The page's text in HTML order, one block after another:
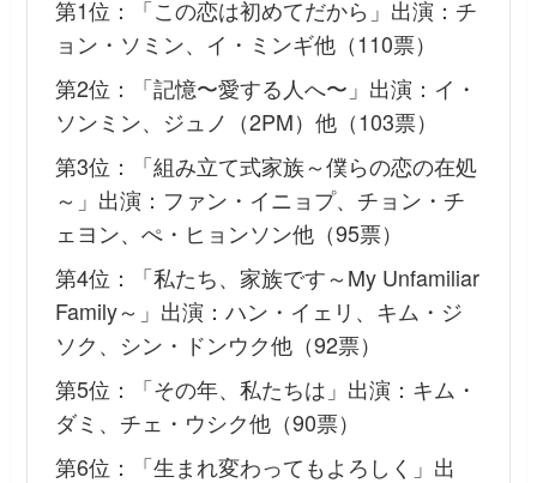
第1位：「この恋は初めてだから」出演：チ
ョン・ソミン、イ・ミンギ他（110票）
第2位：「記憶〜愛する人へ〜」出演：イ・
ソンミン、ジュノ（2PM）他（103票）
第3位：「組み立て式家族～僕らの恋の在処
～」出演：ファン・イニョプ、チョン・チ
ェヨン、ぺ・ヒョンソン他（95票）
第4位：「私たち、家族です～My Unfamiliar
Family～」出演：ハン・イェリ、キム・ジ
ソク、シン・ドンウク他（92票）
第5位：「その年、私たちは」出演：キム・
ダミ、チェ・ウシク他（90票）
第6位：「生まれ変わってもよろしく」出